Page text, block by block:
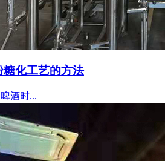
化工艺的方法
酒时...